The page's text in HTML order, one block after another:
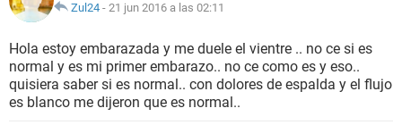
NUTRICIÓN
BIENESTAR
SEXUALIDAD
Zul24 - 21 jun 2016 a las 02:11
Hola estoy embarazada y me duele el vientre .. no ce si es
normal y es mi primer embarazo.. no ce como es y eso..
quisiera saber si es normal.. con dolores de espalda y el flujo
es blanco me dijeron que es normal..